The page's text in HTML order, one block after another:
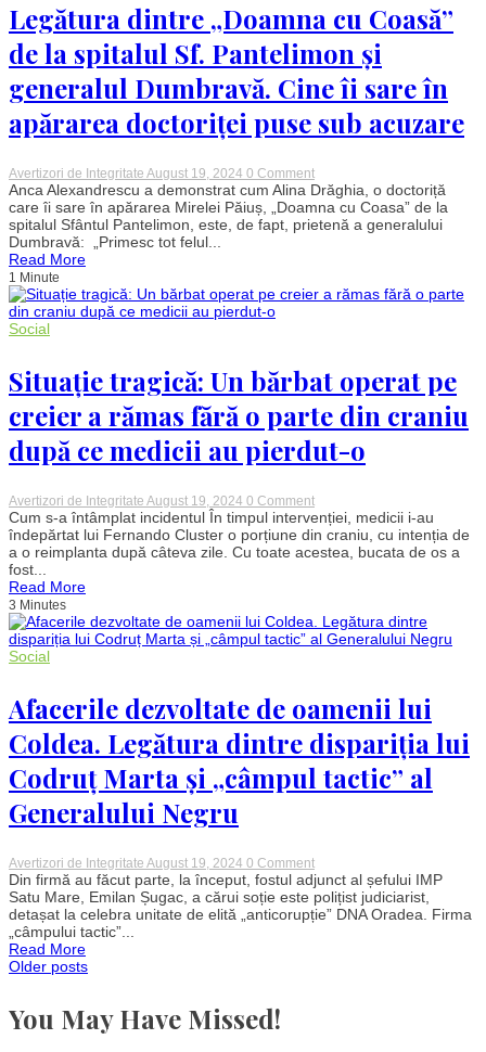
Legătura dintre „Doamna cu Coasă”
de la spitalul Sf. Pantelimon și
generalul Dumbravă. Cine îi sare în
apărarea doctoriței puse sub acuzare
Avertizori de Integritate August 19, 2024 0 Commenton
Legătura
dintre
„Doamna
cu
spitalul
Dumbravă.
Cine
îi
sare
în
apărarea
doctoriței
acuzare
Anca Alexandrescu a demonstrat cum Alina Drăghia, o doctoriță
care îi sare în apărarea Mirelei Păiuș, „Doamna cu Coasa” de la
spitalul Sfântul Pantelimon, este, de fapt, prietenă a generalului
Dumbravă: „Primesc tot felul...
Read More
1 Minute
Social
Situație tragică: Un bărbat operat pe
creier a rămas fără o parte din craniu
după ce medicii au pierdut-o
Avertizori de Integritate August 19, 2024 0 Commenton
Situație
tragică:
Un
bărbat
rămas
craniu
după
ce
medicii
au
pierdut-
Cum s-a întâmplat incidentul În timpul intervenției, medicii i-au
îndepărtat lui Fernando Cluster o porțiune din craniu, cu intenția de
a o reimplanta după câteva zile. Cu toate acestea, bucata de os a
fost...
Read More
3 Minutes
Social
Afacerile dezvoltate de oamenii lui
Coldea. Legătura dintre dispariția lui
Codruț Marta și „câmpul tactic” al
Generalului Negru
Avertizori de Integritate August 19, 2024 0 Commenton
Afacerile
dezvoltate
de
oamenii
Din firmă au făcut parte, la început, fostul adjunct al șefului IMP
Satu Mare, Emilan Șugac, a cărui soție este polițist judiciarist,
detașat la celebra unitate de elită „anticorupție” DNA Oradea. Firma
„câmpului tactic”...
Read More
Posts
navigation
Older posts
You May Have Missed!